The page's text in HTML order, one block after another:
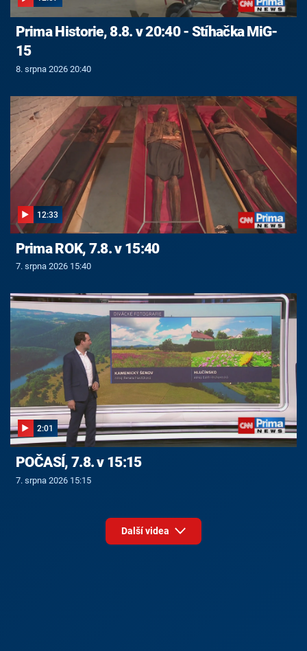
Prima Historie, 8.8. v 20:40 - Stíhačka MiG-
15
8. srpna 2026 20:40
12:33
Prima ROK, 7.8. v 15:40
7. srpna 2026 15:40
2:01
POČASÍ, 7.8. v 15:15
7. srpna 2026 15:15
Další videa